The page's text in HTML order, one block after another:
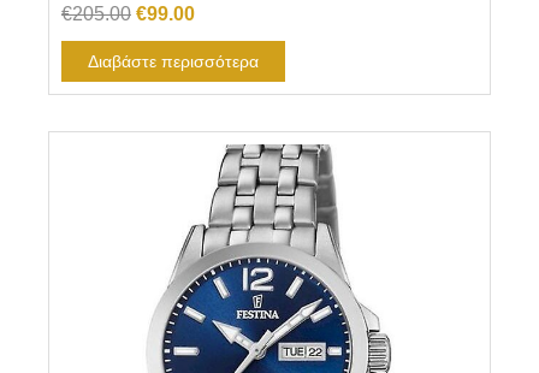
€205.00 Original
price
was:
€205.00.
€99.00Η
τρέχουσα
τιμή
είναι:
€99.00.
Διαβάστε περισσότερα